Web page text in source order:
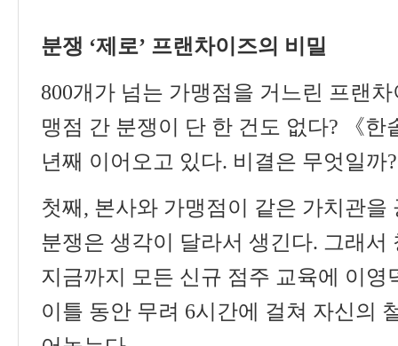
분쟁 ‘제로’ 프랜차이즈의 비밀
800개가 넘는 가맹점을 거느린 프랜
맹점 간 분쟁이 단 한 건도 없다? 《한
년째 이어오고 있다. 비결은 무엇일까?
첫째 , 본사와 가맹점이 같은 가치관을
분쟁은 생각이 달라서 생긴다. 그래서
지금까지 모든 신규 점주 교육에 이영
이틀 동안 무려 6시간에 걸쳐 자신의